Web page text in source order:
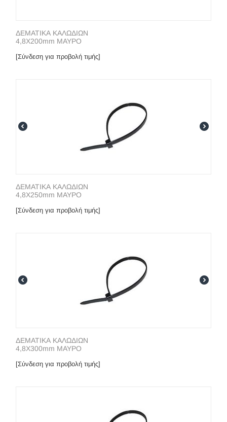
ΔΕΜΑΤΙΚΑ ΚΑΛΩΔΙΩΝ
4,8X200mm ΜΑΥΡΟ
[Σύνδεση για προβολή τιμής]
ΔΕΜΑΤΙΚΑ ΚΑΛΩΔΙΩΝ
4,8X250mm ΜΑΥΡΟ
[Σύνδεση για προβολή τιμής]
ΔΕΜΑΤΙΚΑ ΚΑΛΩΔΙΩΝ
4,8X300mm ΜΑΥΡΟ
[Σύνδεση για προβολή τιμής]